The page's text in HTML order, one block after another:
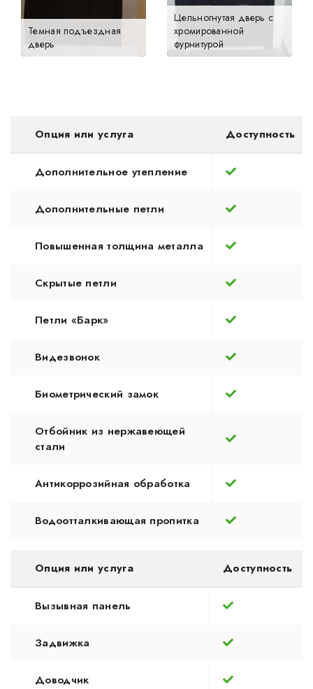
Темная подъездная
дверь
Цельногнутая дверь с
хромированной
фурнитурой
Опция или услуга Доступность
Дополнительное утепление
Дополнительные петли
Повышенная толщина металла
Скрытые петли
Петли «Барк»
Видезвонок
Биометрический замок
Отбойник из нержавеющей
стали
Антикоррозийная обработка
Водоотталкивающая пропитка
Опция или услуга Доступность
Вызывная панель
Задвижка
Доводчик